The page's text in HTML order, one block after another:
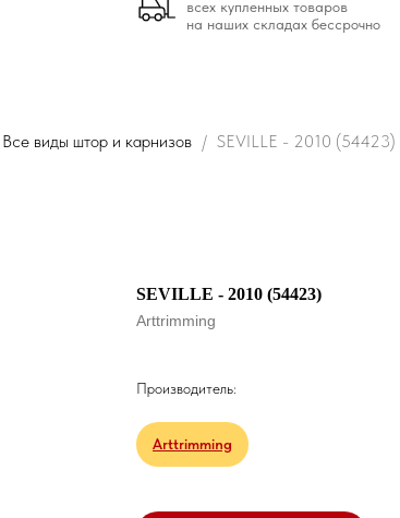
всех купленных товаров
на наших складах бессрочно
Все виды штор и карнизов SEVILLE - 2010 (54423)
SEVILLE - 2010 (54423)
Arttrimming
Производитель:
Arttrimming